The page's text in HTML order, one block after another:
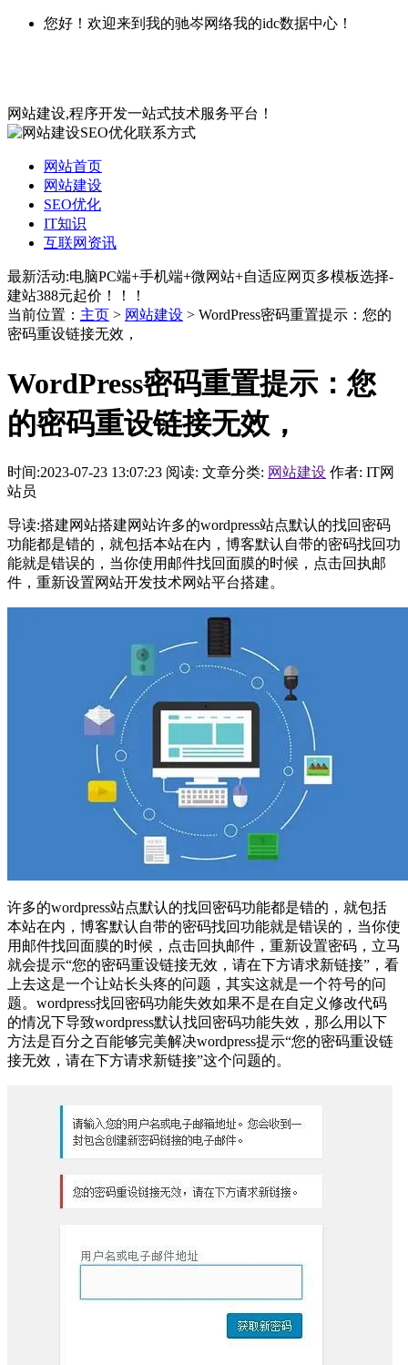
您好！欢迎来到我的驰岑网络我的idc数据中心！
网站建设,程序开发一站式技术服务平台！
网站首页
网站建设
SEO优化
IT知识
互联网资讯
最新活动:电脑PC端+手机端+微网站+自适应网页多模板选择-
建站388元起价！！！
当前位置： 主页 > 网站建设 > WordPress密码重置提示：您的
密码重设链接无效，
WordPress密码重置提示：您
的密码重设链接无效，
时间:2023-07-23 13:07:23 阅读: 文章分类: 网站建设 作者: IT网
站员
导读:搭建网站搭建网站许多的wordpress站点默认的找回密码
功能都是错的，就包括本站在内，博客默认自带的密码找回功
能就是错误的，当你使用邮件找回面膜的时候，点击回执邮
件，重新设置网站开发技术网站平台搭建。
许多的wordpress站点默认的找回密码功能都是错的，就包括
本站在内，博客默认自带的密码找回功能就是错误的，当你使
用邮件找回面膜的时候，点击回执邮件，重新设置密码，立马
就会提示“您的密码重设链接无效，请在下方请求新链接”，看
上去这是一个让站长头疼的问题，其实这就是一个符号的问
题。wordpress找回密码功能失效如果不是在自定义修改代码
的情况下导致wordpress默认找回密码功能失效，那么用以下
方法是百分之百能够完美解决wordpress提示“您的密码重设链
接无效，请在下方请求新链接”这个问题的。